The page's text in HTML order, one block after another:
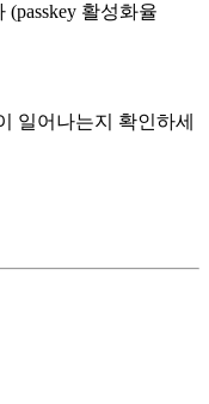
활성화율
일어나는지 확인하세